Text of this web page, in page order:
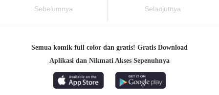
Sebelumnya Selanjutnya
Semua komik full color dan gratis! Gratis Download
Aplikasi dan Nikmati Akses Sepenuhnya